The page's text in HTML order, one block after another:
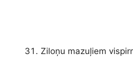
Ziloņu mazuļiem